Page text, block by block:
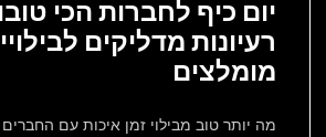
רעיונות מדליקים
מומלצים
מה יותר טוב מבילוי זמן איכות עם החברים